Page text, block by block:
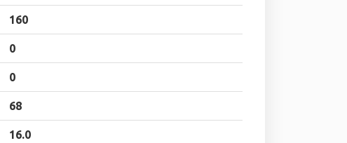
160
0
0
68
16.0